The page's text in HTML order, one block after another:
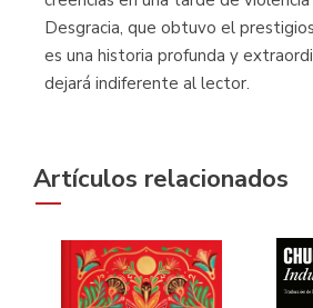
Desgracia, que obtuvo el
es una historia profunda y
dejará indiferente al lector.
Artículos relacionados